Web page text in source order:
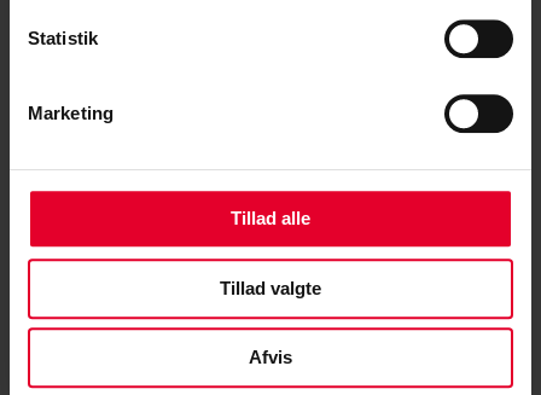
Statistik
Marketing
Tillad alle
Tillad valgte
Afvis
Pension
Arbejdstid